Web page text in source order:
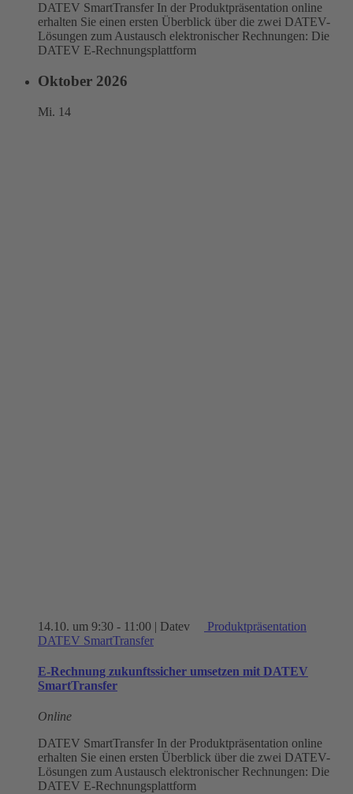
DATEV SmartTransfer In der Produktpräsentation online
erhalten Sie einen ersten Überblick über die zwei DATEV-
Lösungen zum Austausch elektronischer Rechnungen: Die
DATEV E-Rechnungsplattform
Oktober 2026
Mi. 14
14.10. um 9:30 - 11:00 | Datev
Produktpräsentation
DATEV SmartTransfer
E-Rechnung zukunftssicher umsetzen mit DATEV
SmartTransfer
Online
DATEV SmartTransfer In der Produktpräsentation online
erhalten Sie einen ersten Überblick über die zwei DATEV-
Lösungen zum Austausch elektronischer Rechnungen: Die
DATEV E-Rechnungsplattform